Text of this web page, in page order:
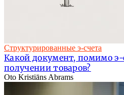
Структурированные э-счета
Какой документ, помимо
получении товаров?
Oto Kristiāns Abrams